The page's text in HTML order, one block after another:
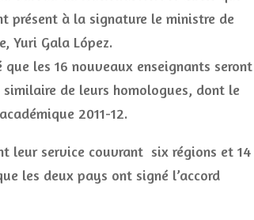
présent à la signature le ministre de
Yuri Gala López.
les 16 nouveaux enseignants seront
de leurs homologues, dont le
2011-12.
leur service couvrant six régions et 14
les deux pays ont signé l’accord